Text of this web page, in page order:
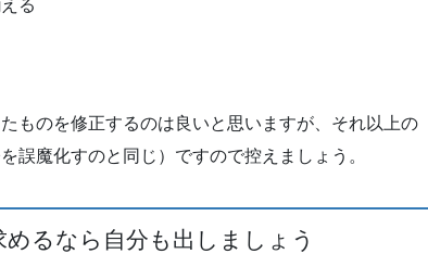
る
ものを修正するのは良いと思いますが、それ以上の
誤魔化すのと同じ）ですので控えましょう。
るなら自分も出しましょう